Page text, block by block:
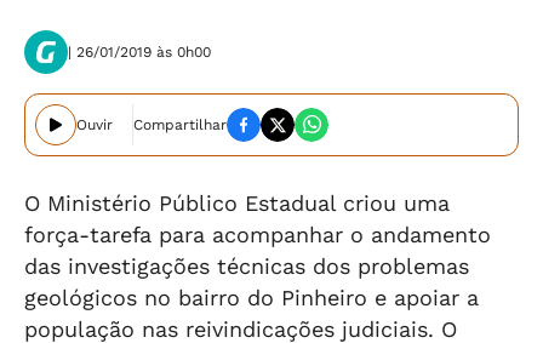
| 26/01/2019 às 0h00
Ouvir Compartilhar
O Ministério Público Estadual criou uma
força-tarefa para acompanhar o andamento
das investigações técnicas dos problemas
geológicos no bairro do Pinheiro e apoiar a
população nas reivindicações judiciais. O